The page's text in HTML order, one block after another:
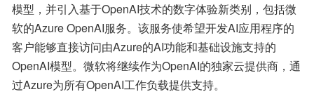
模型，并引入基于OpenAI技术的数字体验新类别，包括微
软的Azure OpenAI服务。该服务使希望开发AI应用程序的
客户能够直接访问由Azure的AI功能和基础设施支持的
OpenAI模型。微软将继续作为OpenAI的独家云提供商，通
过Azure为所有OpenAI工作负载提供支持。